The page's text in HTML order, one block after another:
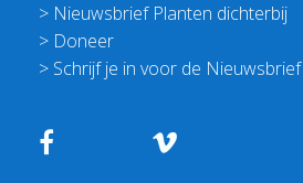
> Nieuwsbrief Planten dichterbij
> Doneer
> Schrijf je in voor de Nieuwsbrief